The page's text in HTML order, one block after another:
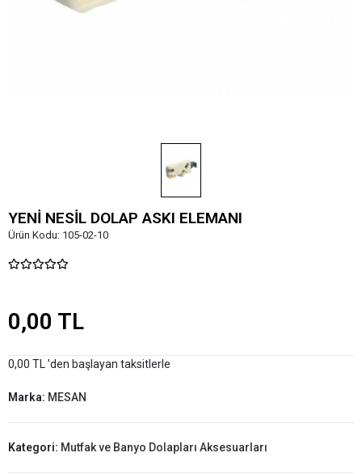
YENİ NESİL DOLAP ASKI ELEMANI
Ürün Kodu: 105-02-10
0,00 TL
0,00 TL 'den başlayan taksitlerle
Marka: MESAN
Kategori: Mutfak ve Banyo Dolapları Aksesuarları